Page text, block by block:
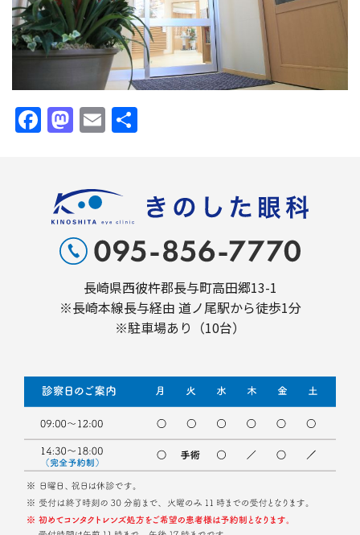
Facebook
Mastodon
Email
長崎県西彼杵郡長与町高田郷13-1
※長崎本線長与経由 道ノ尾駅から徒歩1分
※駐車場あり（10台）